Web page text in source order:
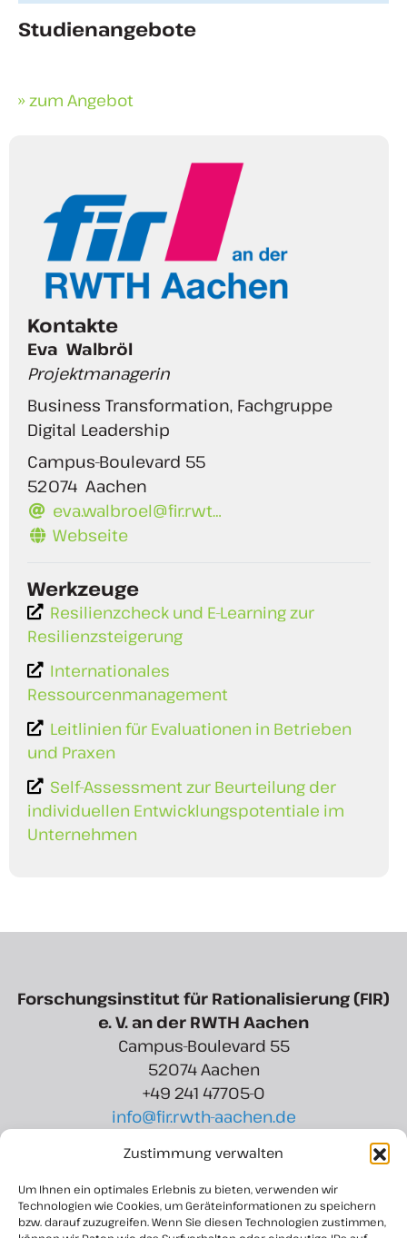
Zustimmung verwalten
Um Ihnen ein optimales Erlebnis zu bieten, verwenden wir
Technologien wie Cookies, um Geräteinformationen zu speichern
bzw. darauf zuzugreifen. Wenn Sie diesen Technologien zustimmen,
Studienangebote
» zum Angebot
Kontakte
Eva Walbröl
Projektmanagerin
Business Transformation, Fachgruppe
Digital Leadership
Campus-Boulevard 55
52074 Aachen
eva.walbroel@fir.rwt…
Webseite
Werkzeuge
Resilienzcheck und E-Learning zur
Resilienzsteigerung
Internationales
Ressourcenmanagement
Leitlinien für Evaluationen in Betrieben
und Praxen
Self-Assessment zur Beurteilung der
individuellen Entwicklungspotentiale im
Unternehmen
Forschungsinstitut für Rationalisierung (FIR)
e. V. an der RWTH Aachen
Campus-Boulevard 55
52074 Aachen
+49 241 47705-0
info@fir.rwth-aachen.de
Region Aachen Zweckverband
Rotter Bruch 6
52068 Aachen
+49 241 927 8721-15